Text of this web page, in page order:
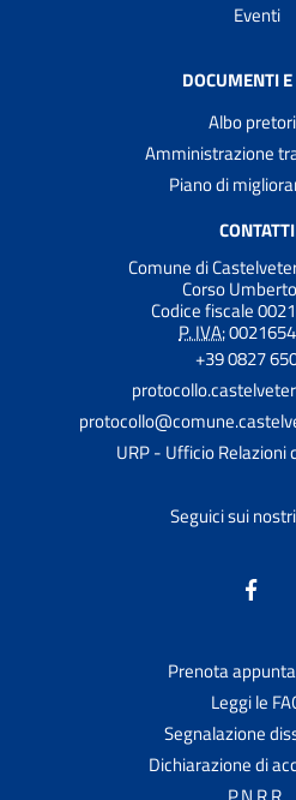
Eventi
DOCUMENTI
Albo
Amministrazione
Piano di
CONTATTI
Comune di
Corso
Codice fiscale
P. IVA:
+39 0827
URP - Ufficio Relazioni
Seguici sui
Prenota
Leggi le
Segnalazione
Dichiarazione di